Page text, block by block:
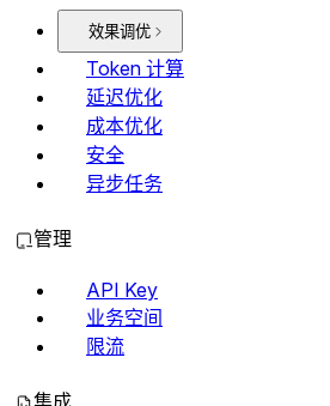
效果调优
Token 计算
延迟优化
成本优化
安全
异步任务
管理
API Key
业务空间
限流
集成